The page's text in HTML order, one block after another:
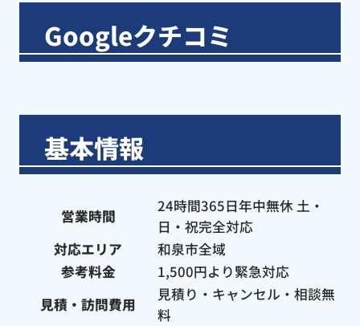
Googleクチコミ
基本情報
営業時間
24時間365日年中無休 土・
日・祝完全対応
対応エリア
和泉市全域
参考料金
1,500円より緊急対応
見積・訪問費用
見積り・キャンセル・相談無
料